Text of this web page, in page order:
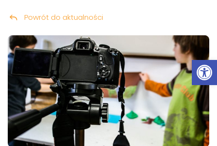
Przeskocz do treści
Powrót do aktualności